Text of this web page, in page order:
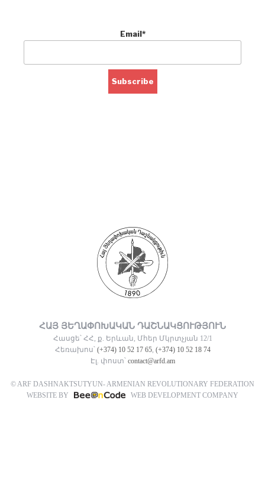
Email*
ՀԱՅ ՅԵՂԱՓՈԽԱԿԱՆ ԴԱՇՆԱԿՑՈՒԹՅՈՒՆ
Հասցե՝ ՀՀ, ք. Երևան, Մհեր Մկրտչյան 12/1
Հեռախոս՝ (+374) 10 52 17 65, (+374) 10 52 18 74
Էլ. փոստ՝ contact@arfd.am
© ARF DASHNAKTSUTYUN- ARMENIAN REVOLUTIONARY FEDERATION
WEBSITE BY
WEB DEVELOPMENT COMPANY